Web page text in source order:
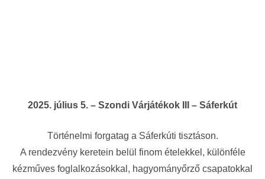
2025. július 5. – Szondi Várjátékok III – Sáferkút
Történelmi forgatag a Sáferkúti tisztáson.
A rendezvény keretein belül finom ételekkel, különféle
kézműves foglalkozásokkal, hagyományőrző csapatokkal